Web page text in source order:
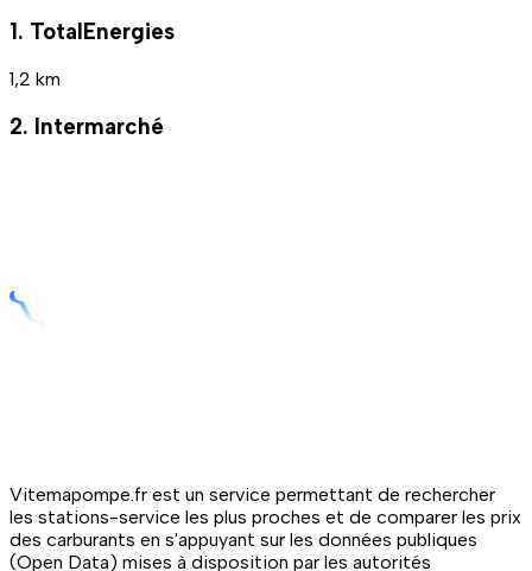
1. TotalEnergies
1,2 km
2. Intermarché
Vitemapompe.fr est un service permettant de rechercher
les stations-service les plus proches et de comparer les prix
des carburants en s'appuyant sur les données publiques
(Open Data) mises à disposition par les autorités